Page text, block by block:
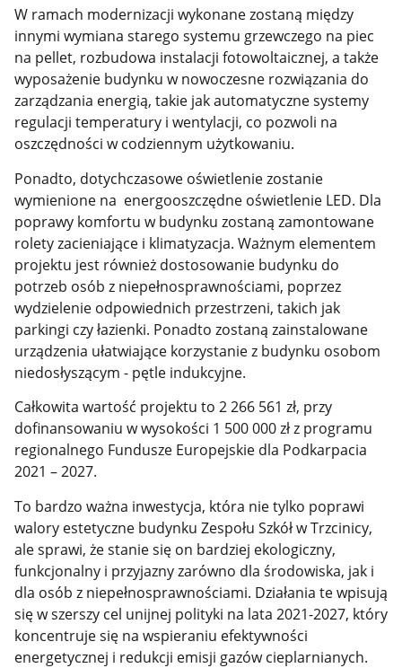
W ramach modernizacji wykonane zostaną między
innymi wymiana starego systemu grzewczego na piec
na pellet, rozbudowa instalacji fotowoltaicznej, a także
wyposażenie budynku w nowoczesne rozwiązania do
zarządzania energią, takie jak automatyczne systemy
regulacji temperatury i wentylacji, co pozwoli na
oszczędności w codziennym użytkowaniu.
Ponadto, dotychczasowe oświetlenie zostanie
wymienione na energooszczędne oświetlenie LED. Dla
poprawy komfortu w budynku zostaną zamontowane
rolety zacieniające i klimatyzacja. Ważnym elementem
projektu jest również dostosowanie budynku do
potrzeb osób z niepełnosprawnościami, poprzez
wydzielenie odpowiednich przestrzeni, takich jak
parkingi czy łazienki. Ponadto zostaną zainstalowane
urządzenia ułatwiające korzystanie z budynku osobom
niedosłyszącym - pętle indukcyjne.
Całkowita wartość projektu to 2 266 561 zł, przy
dofinansowaniu w wysokości 1 500 000 zł z programu
regionalnego Fundusze Europejskie dla Podkarpacia
2021 – 2027.
To bardzo ważna inwestycja, która nie tylko poprawi
walory estetyczne budynku Zespołu Szkół w Trzcinicy,
ale sprawi, że stanie się on bardziej ekologiczny,
funkcjonalny i przyjazny zarówno dla środowiska, jak i
dla osób z niepełnosprawnościami. Działania te wpisują
się w szerszy cel unijnej polityki na lata 2021-2027, który
koncentruje się na wspieraniu efektywności
energetycznej i redukcji emisji gazów cieplarnianych.